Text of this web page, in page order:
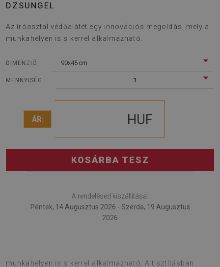
DZSUNGEL
Az íróasztal védőalátét egy innovációs megoldás, mely a
munkahelyen is sikerrel alkalmazható.
DIMENZIÓ: 90x45 cm
MENNYISÉG: 1
ÁR: HUF
KOSÁRBA TESZ
A rendelésed kiszállítása:
Péntek, 14 Augusztus 2026 - Szerda, 19 Augusztus
2026
munkahelyen is sikerrel alkalmazható. A tisztításban